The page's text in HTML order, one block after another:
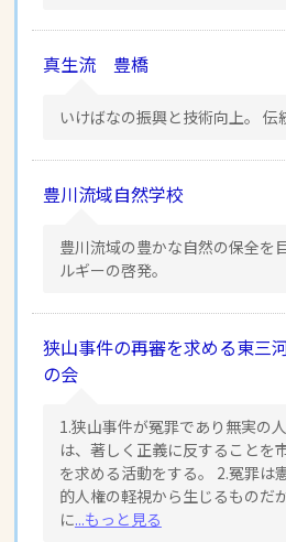
真生流 豊橋
いけばなの振興と技術向上。 伝
豊川流域自然学校
豊川流域の豊かな自然の保全を
ルギーの啓発。
狭山事件の再審を求める東三
の会
1.狭山事件が冤罪であり無実の
は、著しく正義に反することを
を求める活動をする。 2.冤罪は
的人権の軽視から生じるものだ
に...もっと見る